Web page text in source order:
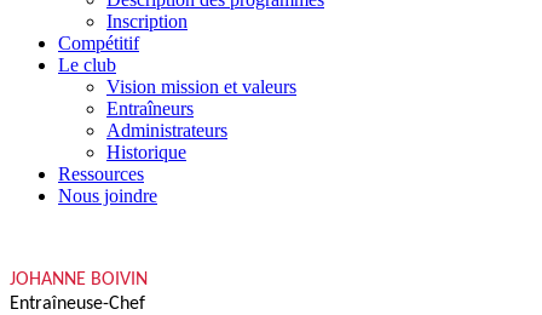
Inscription
Compétitif
Le club
Vision mission et valeurs
Entraîneurs
Administrateurs
Historique
Ressources
Nous joindre
JOHANNE BOIVIN
Entraîneuse-Chef